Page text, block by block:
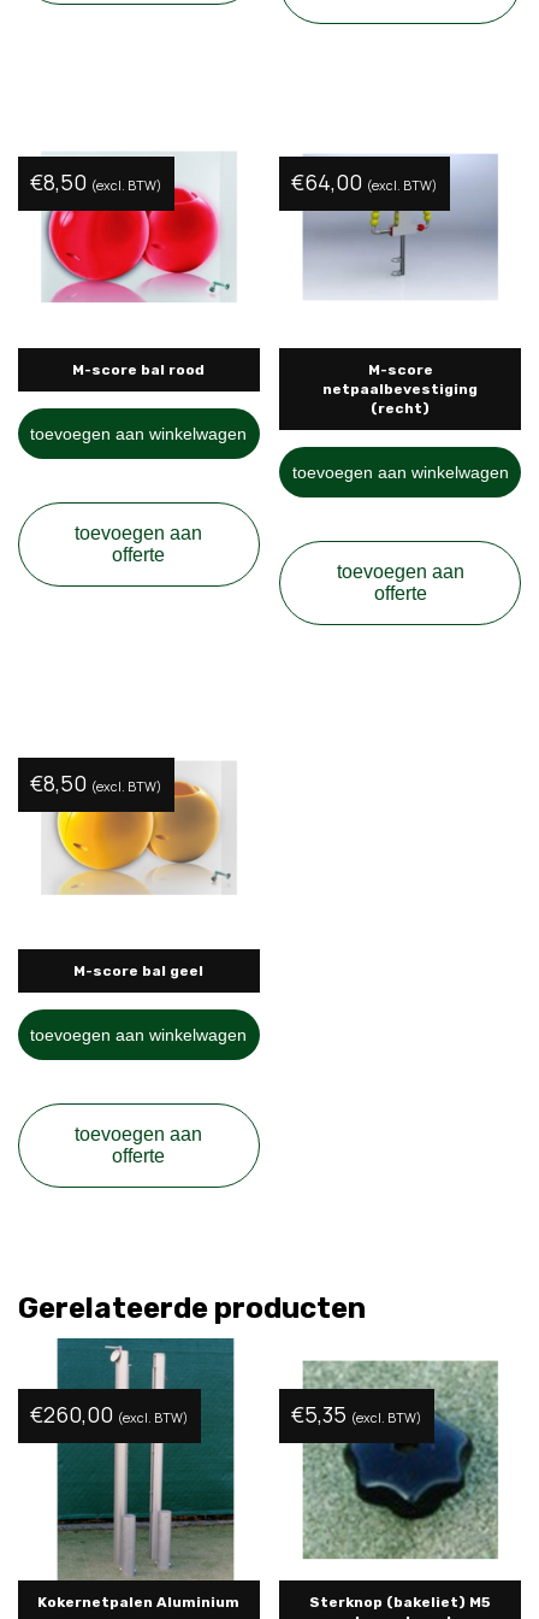
M-score bal rood
€8,50 (excl. BTW)
toevoegen aan winkelwagen
toevoegen aan
offerte
M-score
netpaalbevestiging
(recht)
€64,00 (excl. BTW)
toevoegen aan winkelwagen
toevoegen aan
offerte
M-score bal geel
€8,50 (excl. BTW)
toevoegen aan winkelwagen
toevoegen aan
offerte
Gerelateerde producten
Kokernetpalen Aluminium
€260,00 (excl. BTW)
Sterknop (bakeliet) M5
€5,35 (excl. BTW)